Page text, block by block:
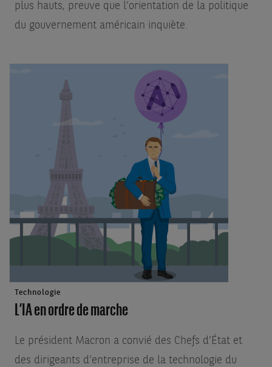
plus hauts, preuve que l’orientation de la politique
du gouvernement américain inquiète.
Technologie
L’IA en ordre de marche
Le président Macron a convié des Chefs d’État et
des dirigeants d’entreprise de la technologie du